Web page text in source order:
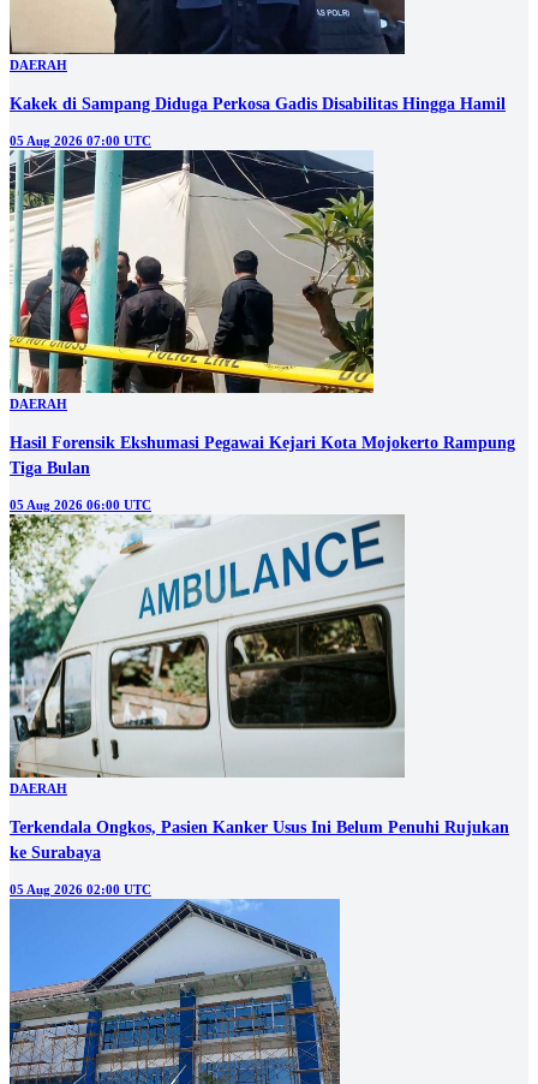
DAERAH
Kakek di Sampang Diduga Perkosa Gadis Disabilitas Hingga Hamil
05 Aug 2026 07:00 UTC
DAERAH
Hasil Forensik Ekshumasi Pegawai Kejari Kota Mojokerto Rampung
Tiga Bulan
05 Aug 2026 06:00 UTC
DAERAH
Terkendala Ongkos, Pasien Kanker Usus Ini Belum Penuhi Rujukan
ke Surabaya
05 Aug 2026 02:00 UTC